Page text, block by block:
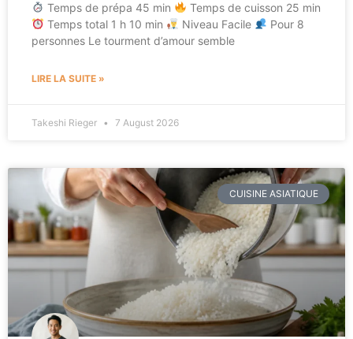
Temps de prépa 45 min
Temps de cuisson 25 min
Temps total 1 h 10 min
Niveau Facile
Pour 8
personnes Le tourment d’amour semble
LIRE LA SUITE »
Takeshi Rieger 7 August 2026
CUISINE ASIATIQUE